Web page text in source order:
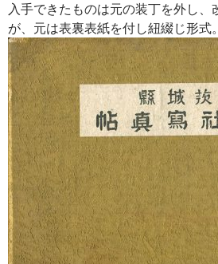
入手できたものは元の装丁を外し、
が、元は表裏表紙を付し紐綴じ形式。